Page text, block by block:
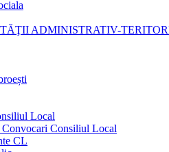
ADMINISTRATIV-
Local
Consiliul Local
CL